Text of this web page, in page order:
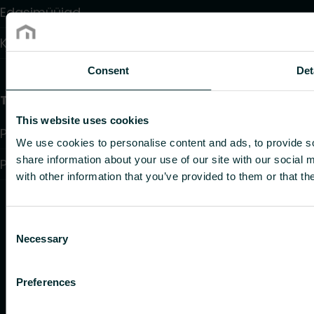
Consent
This website uses cookies
We use cookies to personalise content and ads, to provide
share information about your use of our site with our social
with other information that you’ve provided to them or that
Selection
Necessary
Preferences
Edasimüüjad
Kontaktid
Teave
Privacy policy
Purchase terms and conditions